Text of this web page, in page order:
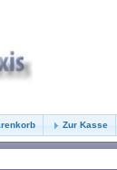
Zur Kasse